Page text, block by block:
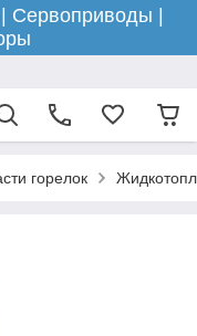
Сервоприводы |
горелок